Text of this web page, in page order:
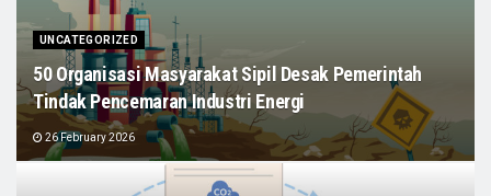
UNCATEGORIZED
50 Organisasi Masyarakat Sipil Desak Pemerintah
Tindak Pencemaran Industri Energi
26 February 2026